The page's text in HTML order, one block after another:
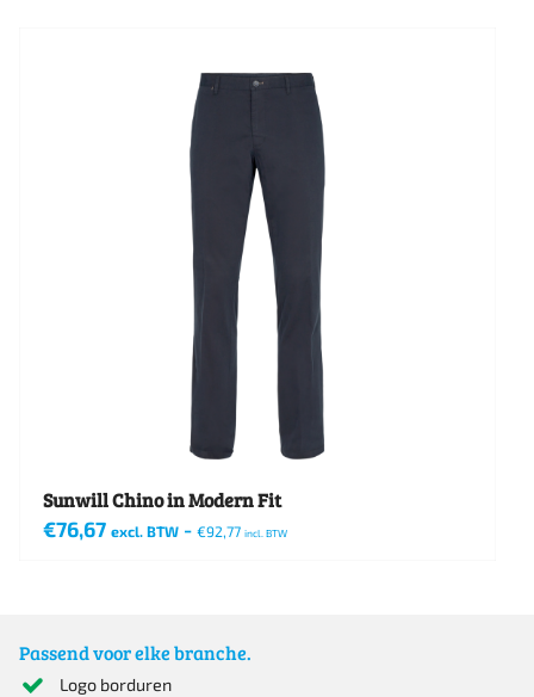
Sunwill Chino in Modern Fit
€76,67 excl. BTW - €92,77 incl. BTW
meerdere
Passend voor elke branche.
Logo borduren